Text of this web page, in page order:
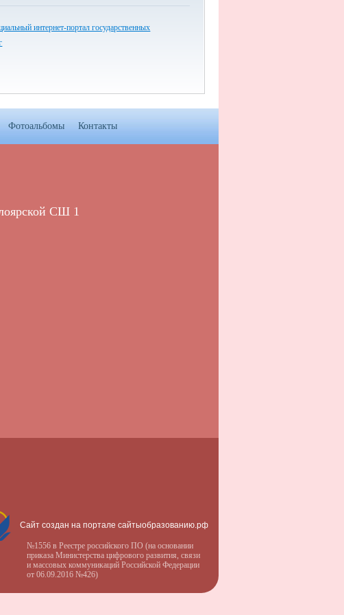
интернет-портал государственных
Фотоальбомы Контакты
СШ 1
Сайт создан на портале сайтыобразованию.рф
№1556 в Реестре российского ПО (на основании
приказа Министерства цифрового развития, связи
и массовых коммуникаций Российской Федерации
от 06.09.2016 №426)